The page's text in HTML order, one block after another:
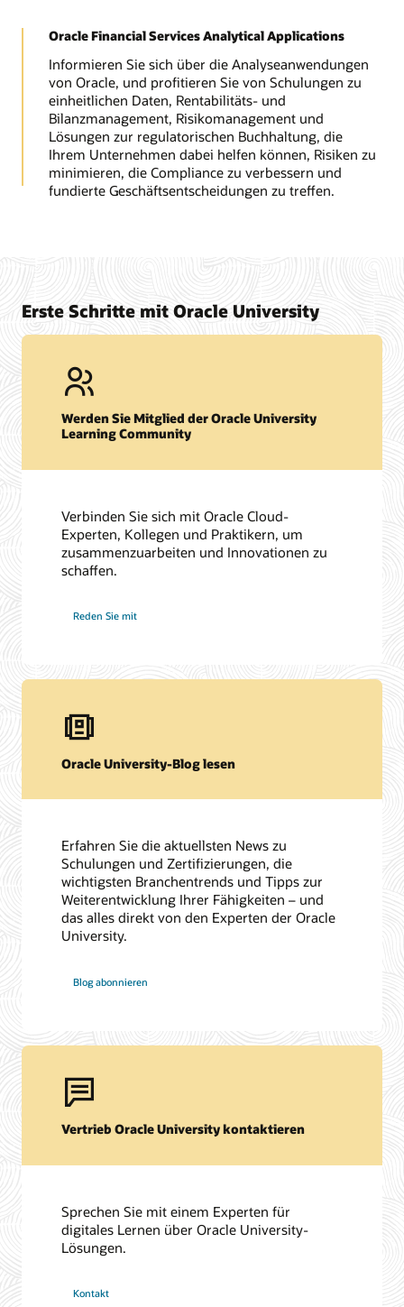
Oracle Financial Services Analytical Applications
Informieren Sie sich über die Analyseanwendungen
von Oracle, und profitieren Sie von Schulungen zu
einheitlichen Daten, Rentabilitäts- und
Bilanzmanagement, Risikomanagement und
Lösungen zur regulatorischen Buchhaltung, die
Ihrem Unternehmen dabei helfen können, Risiken zu
minimieren, die Compliance zu verbessern und
fundierte Geschäftsentscheidungen zu treffen.
Erste Schritte mit Oracle University
Werden Sie Mitglied der Oracle University
Learning Community
Verbinden Sie sich mit Oracle Cloud-
Experten, Kollegen und Praktikern, um
zusammenzuarbeiten und Innovationen zu
schaffen.
Reden Sie mit
Oracle University-Blog lesen
Erfahren Sie die aktuellsten News zu
Schulungen und Zertifizierungen, die
wichtigsten Branchentrends und Tipps zur
Weiterentwicklung Ihrer Fähigkeiten – und
das alles direkt von den Experten der Oracle
University.
Blog abonnieren
Vertrieb Oracle University kontaktieren
Sprechen Sie mit einem Experten für
digitales Lernen über Oracle University-
Lösungen.
Kontakt